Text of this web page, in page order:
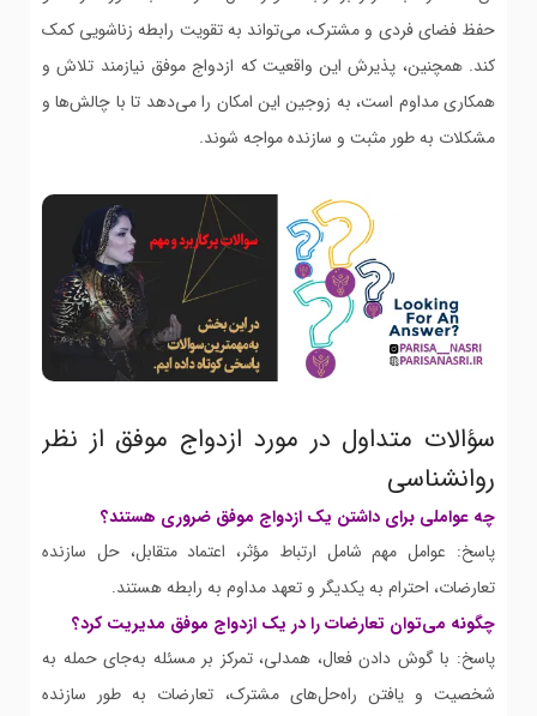
حفظ فضای فردی و مشترک، می‌تواند به تقویت رابطه زناشویی کمک
کند. همچنین، پذیرش این واقعیت که ازدواج موفق نیازمند تلاش و
همکاری مداوم است، به زوجین این امکان را می‌دهد تا با چالش‌ها و
مشکلات به طور مثبت و سازنده مواجه شوند.
سؤالات متداول در مورد ازدواج موفق از نظر
روانشناسی
چه عواملی برای داشتن یک ازدواج موفق ضروری هستند؟
پاسخ: عوامل مهم شامل ارتباط مؤثر، اعتماد متقابل، حل سازنده
تعارضات، احترام به یکدیگر و تعهد مداوم به رابطه هستند.
چگونه می‌توان تعارضات را در یک ازدواج موفق مدیریت کرد؟
پاسخ: با گوش دادن فعال، همدلی، تمرکز بر مسئله به‌جای حمله به
شخصیت و یافتن راه‌حل‌های مشترک، تعارضات به طور سازنده